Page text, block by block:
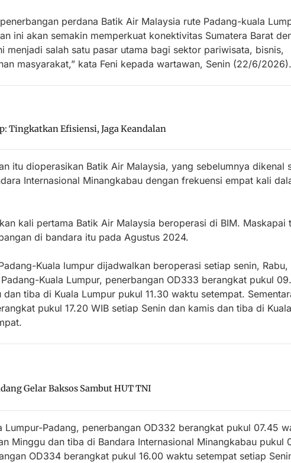
perdana Batik Air Malaysia rute Padang-kuala
ini akan semakin memperkuat konektivitas Sumatera Barat
menjadi salah satu pasar utama bagi sektor pariwisata, bisnis,
masyarakat,” kata Feni kepada wartawan, Senin (22/6/2026).
Tingkatkan Efisiensi, Jaga Keandalan
itu dioperasikan Batik Air Malaysia, yang sebelumnya dikenal
Internasional Minangkabau dengan frekuensi empat kali
kali pertama Batik Air Malaysia beroperasi di BIM. Maskapai
di bandara itu pada Agustus 2024.
Kuala lumpur dijadwalkan beroperasi setiap senin, Rabu,
Kuala Lumpur, penerbangan OD333 berangkat pukul
tiba di Kuala Lumpur pukul 11.30 waktu setempat.
pukul 17.20 WIB setiap Senin dan kamis dan tiba di
Gelar Baksos Sambut HUT TNI
Lumpur-Padang, penerbangan OD332 berangkat pukul 07.45
Minggu dan tiba di Bandara Internasional Minangkabau pukul
OD334 berangkat pukul 16.00 waktu setempat setiap